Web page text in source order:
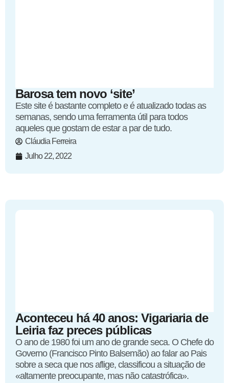
Barosa tem novo ‘site’
Este site é bastante completo e é atualizado todas as
semanas, sendo uma ferramenta útil para todos
aqueles que gostam de estar a par de tudo.
Cláudia Ferreira
Julho 22, 2022
Aconteceu há 40 anos: Vigariaria de
Leiria faz preces públicas
O ano de 1980 foi um ano de grande seca. O Chefe do
Governo (Francisco Pinto Balsemão) ao falar ao Pais
sobre a seca que nos aflige, classificou a situação de
«altamente preocupante, mas não catastrófica».